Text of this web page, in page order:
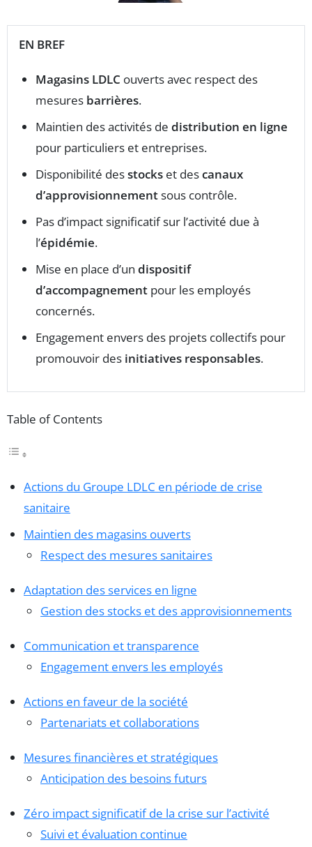
EN BREF
Magasins LDLC ouverts avec respect des
mesures barrières.
Maintien des activités de distribution en ligne
pour particuliers et entreprises.
Disponibilité desstocks et descanaux
d’approvisionnementsous contrôle.
Pas d’impact significatif sur l’activité due à
l’épidémie.
Mise en place d’un dispositif
d’accompagnement pour les employés
concernés.
Engagement envers des projets collectifs pour
promouvoir des initiatives responsables.
Table of Contents
Actions du Groupe LDLC en période de crise
sanitaire
Maintien des magasins ouverts
Respect des mesures sanitaires
Adaptation des services en ligne
Gestion des stocks et des approvisionnements
Communication et transparence
Engagement envers les employés
Actions en faveur de la société
Partenariats et collaborations
Mesures financières et stratégiques
Anticipation des besoins futurs
Zéro impact significatif de la crise sur l’activité
Suivi et évaluation continue